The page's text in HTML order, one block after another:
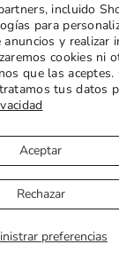
incluido
para
y realizar
cookies ni
que las aceptes.
tus datos
preferencias
Aceptar
Rechazar
| Sitio